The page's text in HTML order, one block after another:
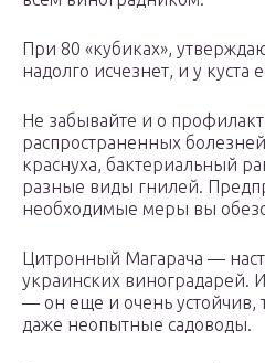
При 80 «кубиках»,
надолго исчезнет, и у куста
Не забывайте и о
распространенных
краснуха, бактериальный
разные виды гнилей.
необходимые меры вы
Цитронный Магарача —
украинских виноградарей.
— он еще и очень устойчив,
даже неопытные садоводы.